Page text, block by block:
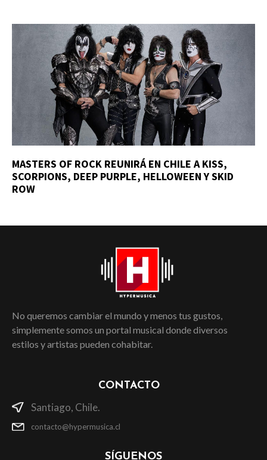
MASTERS OF ROCK REUNIRÁ EN CHILE A KISS,
SCORPIONS, DEEP PURPLE, HELLOWEEN Y SKID
ROW
No queremos cambiar el mundo y menos tus gustos,
simplemente somos un portal musical donde diversos
estilos y artistas pueden cohabitar.
CONTACTO
Santiago, Chile.
contacto@hypermusica.cl
SÍGUENOS